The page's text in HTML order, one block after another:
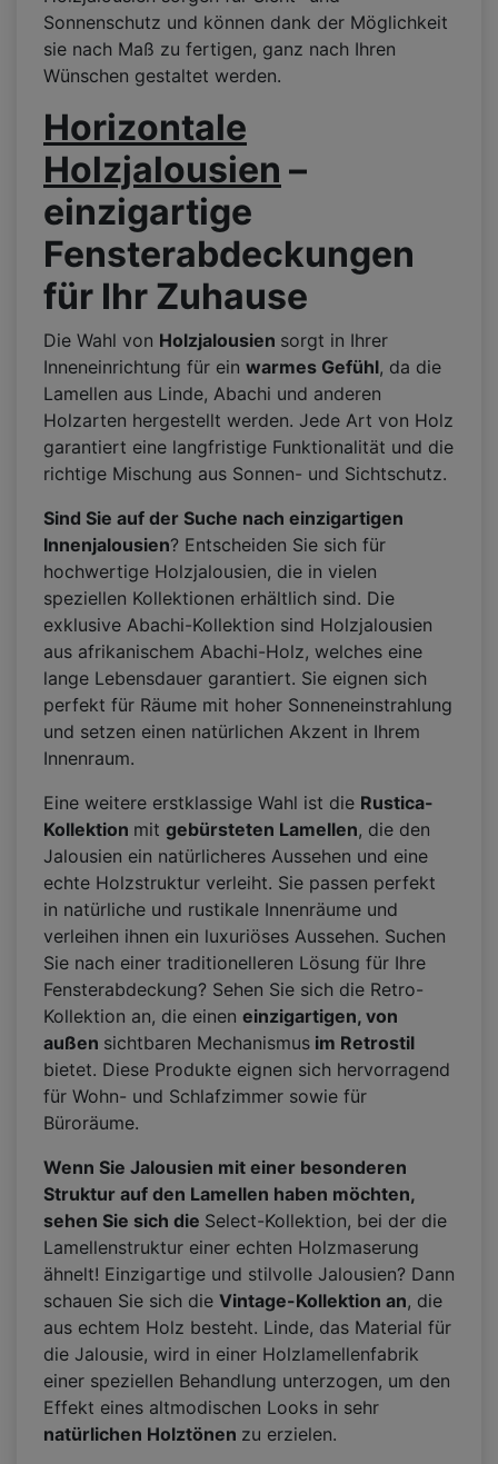
Sonnenschutz und können dank der Möglichkeit
sie nach Maß zu fertigen, ganz nach Ihren
Wünschen gestaltet werden.
Horizontale
Holzjalousien –
einzigartige
Fensterabdeckungen
für Ihr Zuhause
Die Wahl von Holzjalousien sorgt in Ihrer
Inneneinrichtung für ein warmes Gefühl, da die
Lamellen aus Linde, Abachi und anderen
Holzarten hergestellt werden. Jede Art von Holz
garantiert eine langfristige Funktionalität und die
richtige Mischung aus Sonnen- und Sichtschutz.
Sind Sie auf der Suche nach einzigartigen
Innenjalousien? Entscheiden Sie sich für
hochwertige Holzjalousien, die in vielen
speziellen Kollektionen erhältlich sind. Die
exklusive Abachi-Kollektion sind Holzjalousien
aus afrikanischem Abachi-Holz, welches eine
lange Lebensdauer garantiert. Sie eignen sich
perfekt für Räume mit hoher Sonneneinstrahlung
und setzen einen natürlichen Akzent in Ihrem
Innenraum.
Eine weitere erstklassige Wahl ist die Rustica-
Kollektion mit gebürsteten Lamellen, die den
Jalousien ein natürlicheres Aussehen und eine
echte Holzstruktur verleiht. Sie passen perfekt
in natürliche und rustikale Innenräume und
verleihen ihnen ein luxuriöses Aussehen. Suchen
Sie nach einer traditionelleren Lösung für Ihre
Fensterabdeckung? Sehen Sie sich die Retro-
Kollektion an, die einen einzigartigen, von
außen sichtbaren Mechanismus im Retrostil
bietet. Diese Produkte eignen sich hervorragend
für Wohn- und Schlafzimmer sowie für
Büroräume.
Wenn Sie Jalousien mit einer besonderen
Struktur auf den Lamellen haben möchten,
sehen Sie sich die Select-Kollektion, bei der die
Lamellenstruktur einer echten Holzmaserung
ähnelt! Einzigartige und stilvolle Jalousien? Dann
schauen Sie sich die Vintage-Kollektion an, die
aus echtem Holz besteht. Linde, das Material für
die Jalousie, wird in einer Holzlamellenfabrik
einer speziellen Behandlung unterzogen, um den
Effekt eines altmodischen Looks in sehr
natürlichen Holztönen zu erzielen.